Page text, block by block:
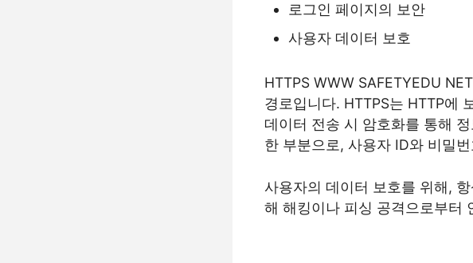
로그인 페이지의 보안
사용자 데이터 보호
HTTPS WWW SAFETYEDU
경로입니다. HTTPS는 HTTP에
데이터 전송 시 암호화를 통해
한 부분으로, 사용자 ID와 비밀
사용자의 데이터 보호를 위해,
해 해킹이나 피싱 공격으로부터